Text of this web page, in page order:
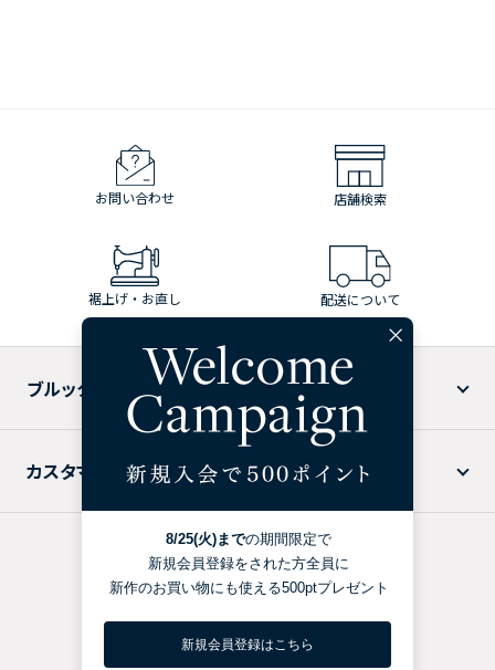
お問い合わせ 店舗検索
裾上げ・お直し 配送について
ブルックス ブラザーズについて
カスタマーサービス
特定商取引法に基づく表記
プライバシーポリシー 利用規約